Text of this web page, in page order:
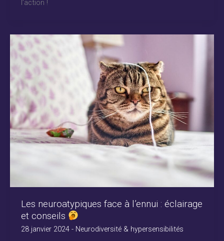
l’action !
Les neuroatypiques face à l’ennui : éclairage
et conseils
28 janvier 2024 - Neurodiversité & hypersensibilités